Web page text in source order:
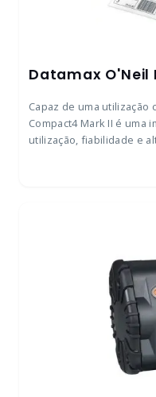
Datamax O'Neil
Capaz de uma utilização
Compact4 Mark II é uma
utilização, fiabilidade e